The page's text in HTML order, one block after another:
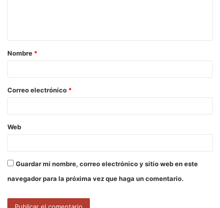
a
r
*
Nombre *
Correo electrónico *
Web
Guardar mi nombre, correo electrónico y sitio web en este
navegador para la próxima vez que haga un comentario.